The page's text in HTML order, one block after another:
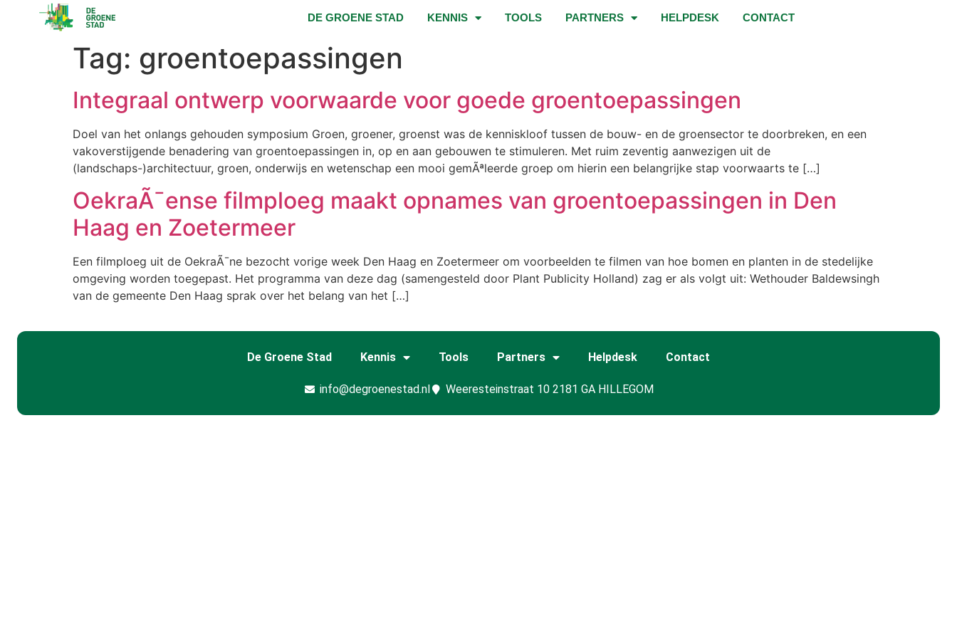
DE GROENE STAD KENNIS TOOLS PARTNERS HELPDESK CONTACT
Tag: groentoepassingen
Integraal ontwerp voorwaarde voor goede groentoepassingen
Doel van het onlangs gehouden symposium Groen, groener, groenst was de kenniskloof tussen de bouw- en de groensector te doorbreken, en een
vakoverstijgende benadering van groentoepassingen in, op en aan gebouwen te stimuleren. Met ruim zeventig aanwezigen uit de
(landschaps-)architectuur, groen, onderwijs en wetenschap een mooi gemÃªleerde groep om hierin een belangrijke stap voorwaarts te […]
OekraÃ¯ense filmploeg maakt opnames van groentoepassingen in Den
Haag en Zoetermeer
Een filmploeg uit de OekraÃ¯ne bezocht vorige week Den Haag en Zoetermeer om voorbeelden te filmen van hoe bomen en planten in de stedelijke
omgeving worden toegepast. Het programma van deze dag (samengesteld door Plant Publicity Holland) zag er als volgt uit: Wethouder Baldewsingh
van de gemeente Den Haag sprak over het belang van het […]
De Groene Stad Kennis Tools Partners Helpdesk Contact
info@degroenestad.nl Weeresteinstraat 10 2181 GA HILLEGOM